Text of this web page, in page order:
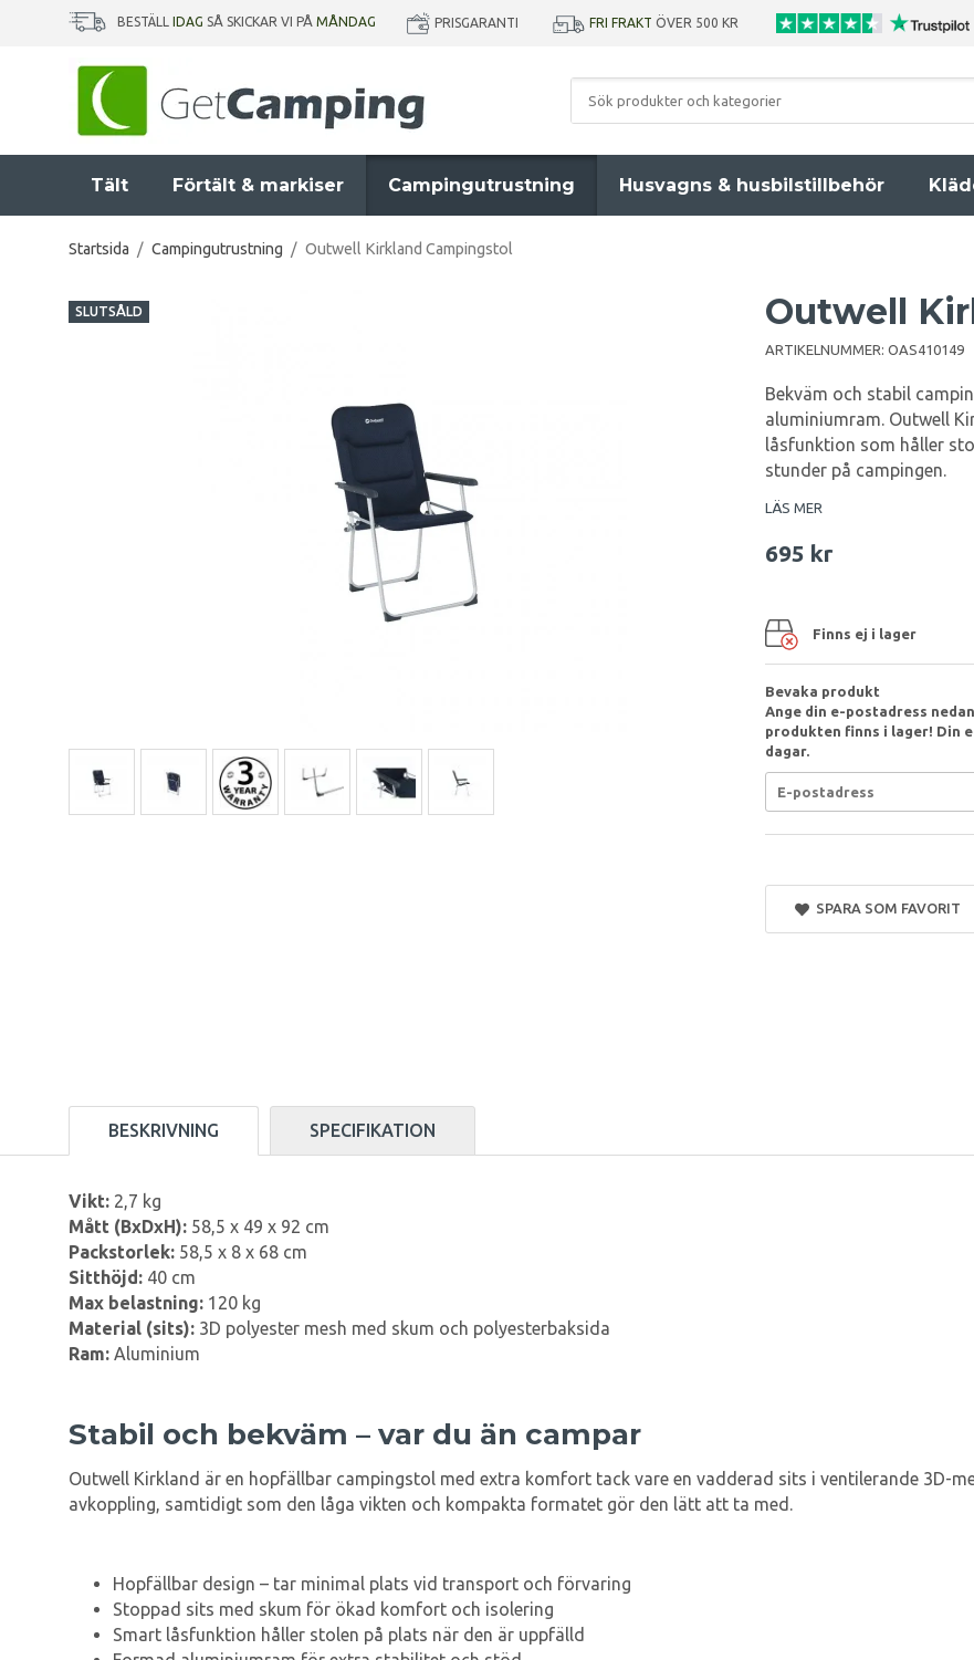
BESTÄLL IDAG SÅ SKICKAR VI PÅ MÅNDAG PRISGARANTI FRI FRAKT ÖVER 500 KR
Tält Förtält & markiser Campingutrustning Husvagns & husbilstillbehör
Startsida / Campingutrustning / Outwell Kirkland Campingstol
SLUTSÅLD Outwell
ARTIKELNUMMER: OAS410149
Bekväm och stabil
aluminiumram. Outwell
låsfunktion som håller
stunder på campingen.
LÄS MER
695 kr
Finns ej i lager
Bevaka produkt
Ange din e-postadress
produkten finns i lager! Din
dagar.
SPARA SOM FAVORIT
BESKRIVNING SPECIFIKATION
Vikt: 2,7 kg
Mått (BxDxH): 58,5 x 49 x 92 cm
Packstorlek: 58,5 x 8 x 68 cm
Sitthöjd: 40 cm
Max belastning: 120 kg
Material (sits): 3D polyester mesh med skum och polyesterbaksida
Ram: Aluminium
Stabil och bekväm – var du än campar
Outwell Kirkland är en hopfällbar campingstol med extra komfort tack vare en vadderad sits i ventilerande 3D-
avkoppling, samtidigt som den låga vikten och kompakta formatet gör den lätt att ta med.
Hopfällbar design – tar minimal plats vid transport och förvaring
Stoppad sits med skum för ökad komfort och isolering
Smart låsfunktion håller stolen på plats när den är uppfälld